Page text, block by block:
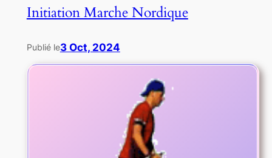
Initiation Marche Nordique
Publié le3 Oct, 2024